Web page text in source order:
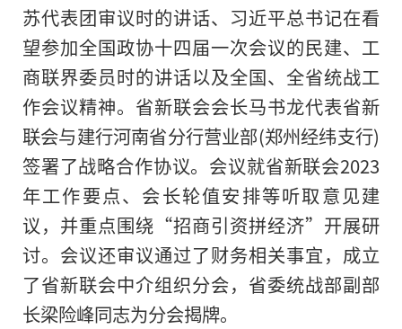
苏代表团审议时的讲话、 习近平总书记在看
望参加全国政协十四届一次会议的民建、工
商联界委员时的讲话以及全国、全省统战工
作会议精神。省新联会会长马书龙代表省新
联会与建行河南省分行营业部(郑州经纬支行)
签署了战略合作协议。会议就省新联会2023
年工作要点、会长轮值安排等听取意见建
议，并重点围绕“招商引资拼经济”开展研
讨。会议还审议通过了财务相关事宜，成立
了省新联会中介组织分会，省委统战部副部
长梁险峰同志为分会揭牌。